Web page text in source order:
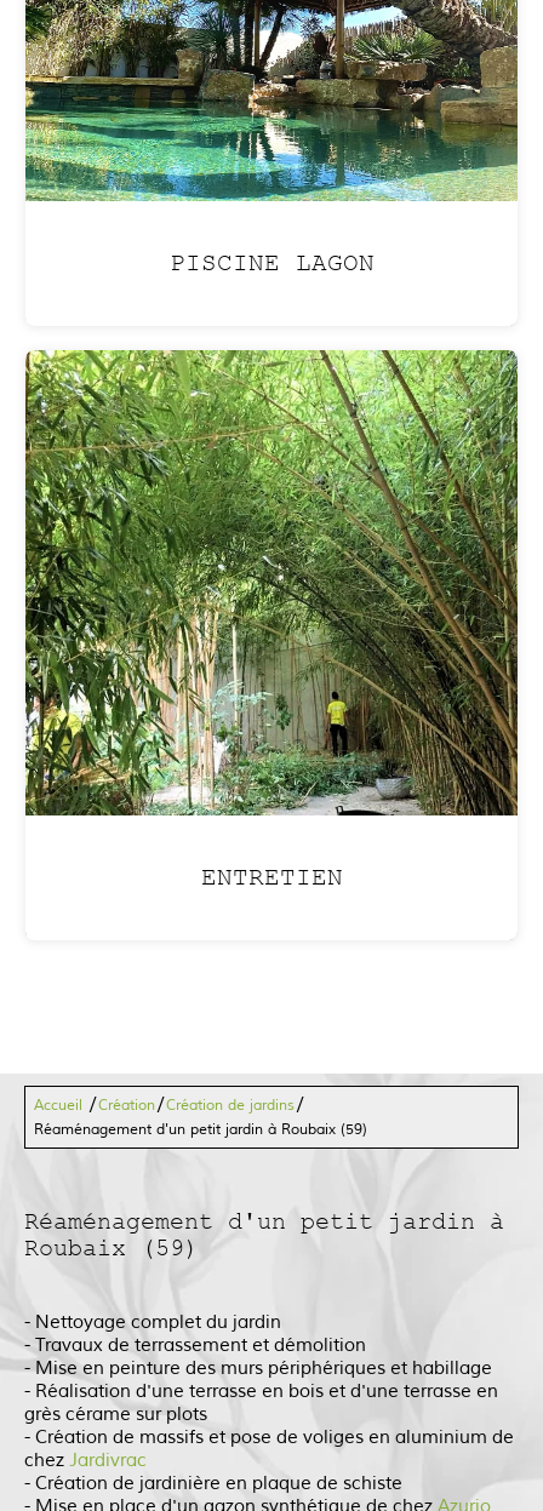
PISCINE LAGON
ENTRETIEN
Accueil /Création/Création de jardins/
Réaménagement d'un petit jardin à Roubaix (59)
Réaménagement d'un petit jardin à
Roubaix (59)
- Nettoyage complet du jardin
- Travaux de terrassement et démolition
- Mise en peinture des murs périphériques et habillage
- Réalisation d'une terrasse en bois et d'une terrasse en
grès cérame sur plots
- Création de massifs et pose de voliges en aluminium de
chez Jardivrac
- Création de jardinière en plaque de schiste